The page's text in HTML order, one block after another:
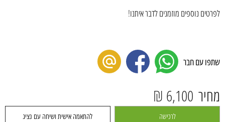
לפרטים נוספים מוזמנים לדבר איתנו!
שתפו עם חבר
מחיר 6,100 ₪
לרכישה להתאמה אישית ושיחה עם נציג